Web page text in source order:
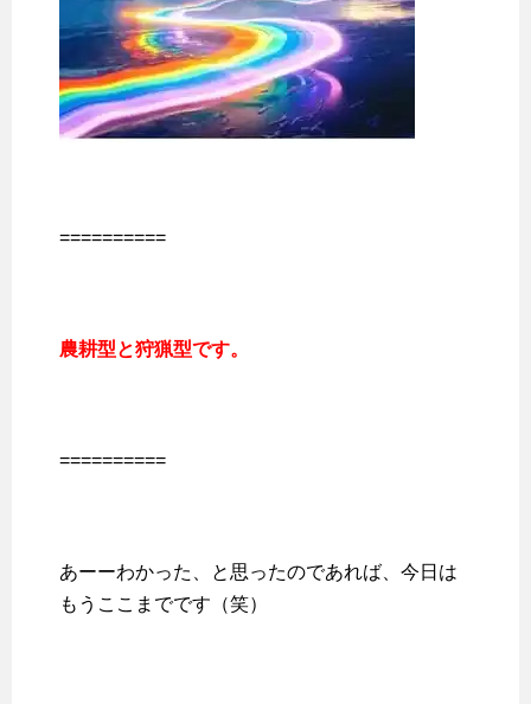
==========
農耕型と狩猟型です。
==========
あーーわかった、と思ったのであれば、今日は
もうここまでです（笑）